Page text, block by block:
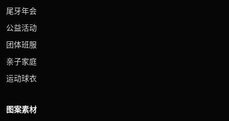
尾牙年会
公益活动
团体班服
亲子家庭
运动球衣
图案素材